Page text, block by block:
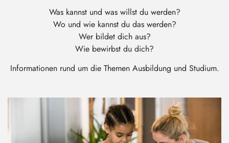
Was kannst und was willst du werden?
Wo und wie kannst du das werden?
Wer bildet dich aus?
Wie bewirbst du dich?
Informationen rund um die Themen Ausbildung und Studium.